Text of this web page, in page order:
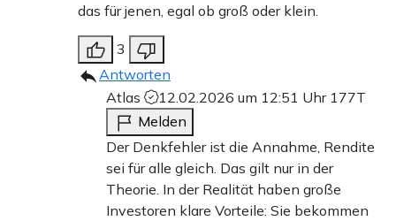
das für jenen, egal ob groß oder klein.
3
Antworten
Atlas
12.02.2026 um 12:51 Uhr 177T
Melden
Der Denkfehler ist die Annahme, Rendite
sei für alle gleich. Das gilt nur in der
Theorie. In der Realität haben große
Investoren klare Vorteile: Sie bekommen